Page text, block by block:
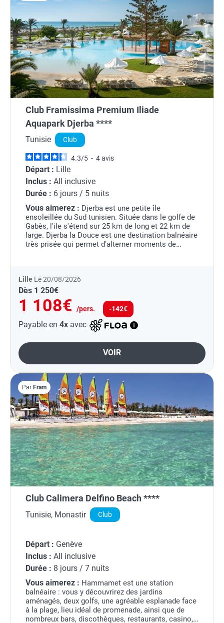
Club Framissima Premium Iliade
Aquapark Djerba ****
Tunisie Club
4.3/5 - 4avis
Départ : Lille
Inclus : All inclusive
Durée : 6 jours / 5 nuits
Vous aimerez : Djerba est une petite île
ensoleillée du Sud tunisien. Située dans le golfe de
Gabès, l'ile s'étend sur 25 km de long et 22 km de
large. Djerba la Douce est une destination balnéaire
très prisée qui permet d'alterner moments de
Lille Le 20/08/2026
Dès 1 250€
1 108€ /pers. -142€
Payable en 4x avec
VOIR
Par Fram
Club Calimera Delfino Beach ****
Tunisie, Monastir Club
Départ : Genève
Inclus : All inclusive
Durée : 8 jours / 7 nuits
Vous aimerez : Hammamet est une station
balnéaire : vous y découvrirez des jardins
aménagés, deux golfs, une agréable esplanade face
à la plage, lieu idéal de promenade, ainsi que de
nombreux bars, discothèques, restaurants, casino,